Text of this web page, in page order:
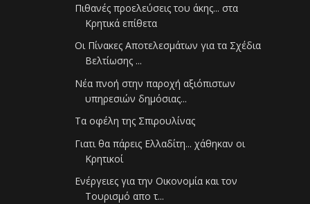
Πιθανές προελεύσεις του άκης... στα
Κρητικά επίθετα
Οι Πίνακες Αποτελεσμάτων για τα Σχέδια
Βελτίωσης ...
Νέα πνοή στην παροχή αξιόπιστων
υπηρεσιών δημόσιας...
Τα οφέλη της Σπιρουλίνας
Γιατι θα πάρεις Ελλαδίτη... χάθηκαν οι
Κρητικοί
Ενέργειες για την Οικονομία και τον
Τουρισμό απο τ...